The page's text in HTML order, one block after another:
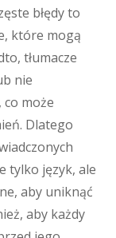
błędy to
które mogą
tłumacze
nie
może
Dlatego
tylko język, ale
aby uniknąć
aby każdy